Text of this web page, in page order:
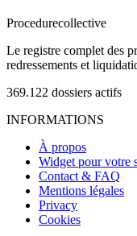
Procedurecollective
Le registre complet des
redressements et
369.122 dossiers actifs
INFORMATIONS
À propos
Widget pour votre
Contact & FAQ
Mentions légales
Privacy
Cookies